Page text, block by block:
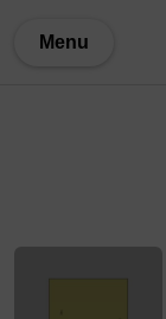
Menu